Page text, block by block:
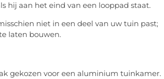
hij aan het eind van een looppad staat.
niet in een deel van uw tuin past;
laten bouwen.
gekozen voor een aluminium tuinkamer.